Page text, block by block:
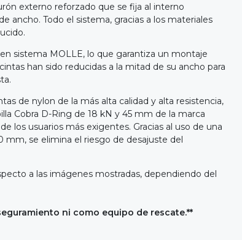
externo reforzado que se fija al interno
ancho. Todo el sistema, gracias a los materiales
sistema MOLLE, lo que garantiza un montaje
han sido reducidas a la mitad de su ancho para
de nylon de la más alta calidad y alta resistencia,
Cobra D-Ring de 18 kN y 45 mm de la marca
los usuarios más exigentes. Gracias al uso de una
se elimina el riesgo de desajuste del
a las imágenes mostradas, dependiendo del
ni como equipo de rescate.**